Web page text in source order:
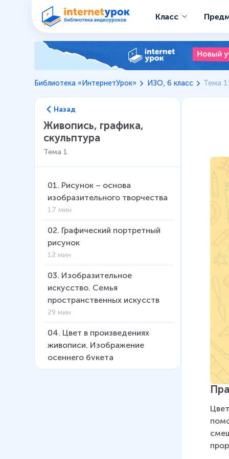
Класс
Библиотека «ИнтернетУрок» ИЗО, 6 класс Тема
Назад
Живопись, графика,
скульптура
Тема 1
01. Рисунок – основа
изобразительного творчества
17 мин
02. Графический портретный
рисунок
12 мин
03. Изобразительное
искусство. Семья
пространственных искусств
29 мин
04. Цвет в произведениях
живописи. Изображение
осеннего букета
19 мин